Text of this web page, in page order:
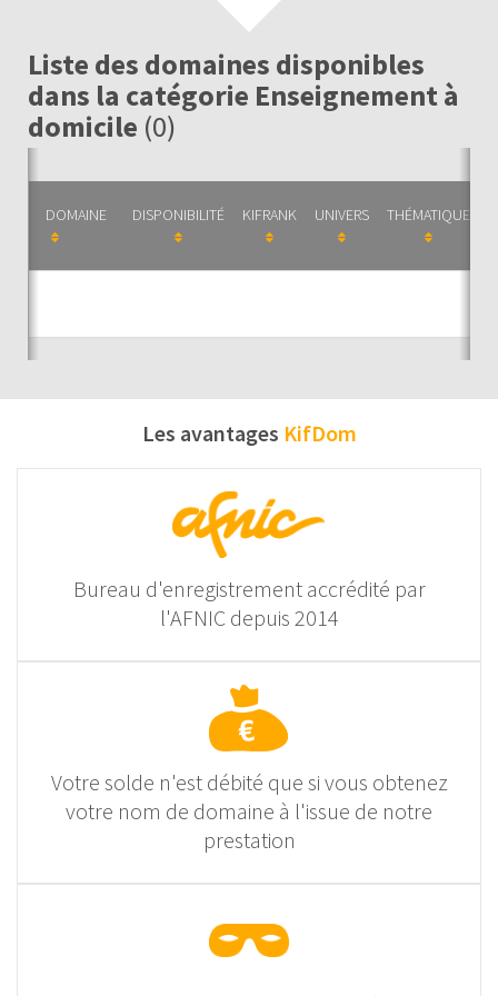
Liste des domaines disponibles
dans la catégorie Enseignement à
domicile (0)
DOMAINE DISPONIBILITÉ KIFRANK UNIVERS THÉMATIQUE
Les avantages KifDom
Bureau d'enregistrement accrédité par
l'AFNIC depuis 2014
Votre solde n'est débité que si vous obtenez
votre nom de domaine à l'issue de notre
prestation